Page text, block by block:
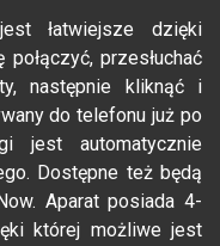
łatwiejsze dzięki
przesłuchać
następnie kliknąć i
do telefonu już po
jest automatycznie
Dostępne też będą
Aparat posiada 4-
której możliwe jest